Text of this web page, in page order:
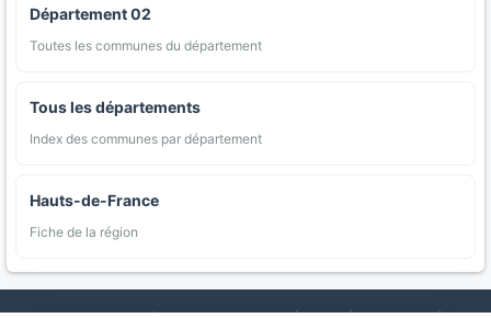
Département 02
Toutes les communes du département
Tous les départements
Index des communes par département
Hauts-de-France
Fiche de la région